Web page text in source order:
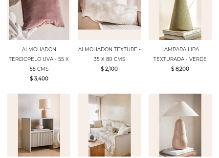
ALMOHADON
TERCIOPELO UVA - 55 X
55 CMS
$ 3,400
ALMOHADON TEXTURE -
35 X 80 CMS
$ 2,100
LAMPARA LIPA
TEXTURADA - VERDE
$ 8,200